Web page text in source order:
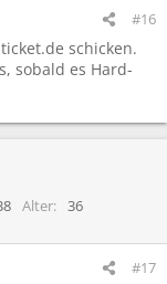
#16
schicken.
sobald es Hard-
Alter
36
#17